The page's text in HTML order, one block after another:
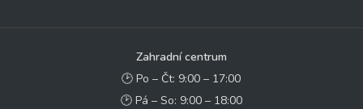
Zahradní centrum
🕑 Po – Čt: 9:00 – 17:00
🕑 Pá – So: 9:00 – 18:00